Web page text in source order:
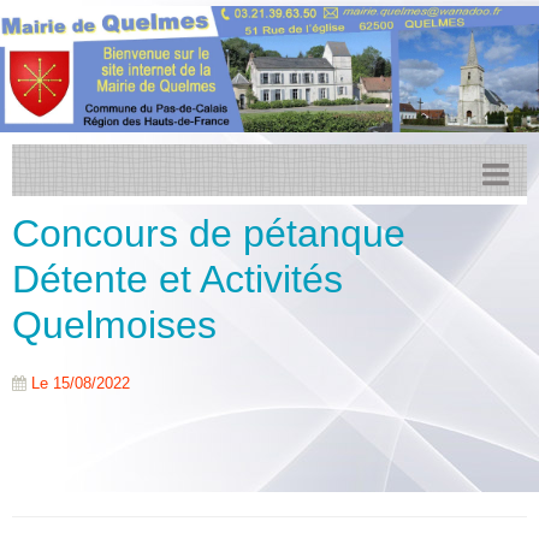
Accueil
Actualités
Facebook
Concours de pétanque
Détente et Activités
Quelmoises
Le 15/08/2022